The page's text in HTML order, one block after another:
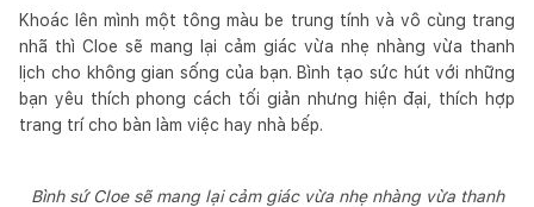
Khoác lên mình một tông màu be trung tính và vô cùng trang
nhã thì Cloe sẽ mang lại cảm giác vừa nhẹ nhàng vừa thanh
lịch cho không gian sống của bạn. Bình tạo sức hút với những
bạn yêu thích phong cách tối giản nhưng hiện đại, thích hợp
trang trí cho bàn làm việc hay nhà bếp.
Bình sứ Cloe sẽ mang lại cảm giác vừa nhẹ nhàng vừa thanh